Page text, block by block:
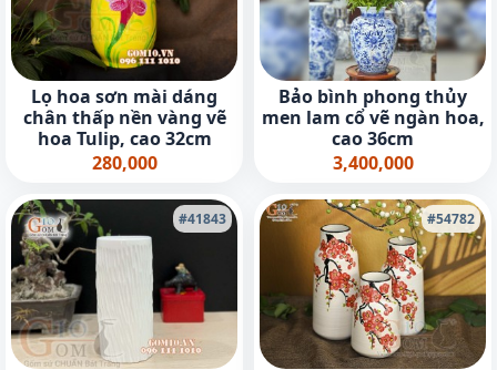
Lọ hoa sơn mài dáng
chân thấp nền vàng vẽ
hoa Tulip, cao 32cm
280,000
Bảo bình phong thủy
men lam cổ vẽ ngàn hoa,
cao 36cm
3,400,000
#41843 #54782